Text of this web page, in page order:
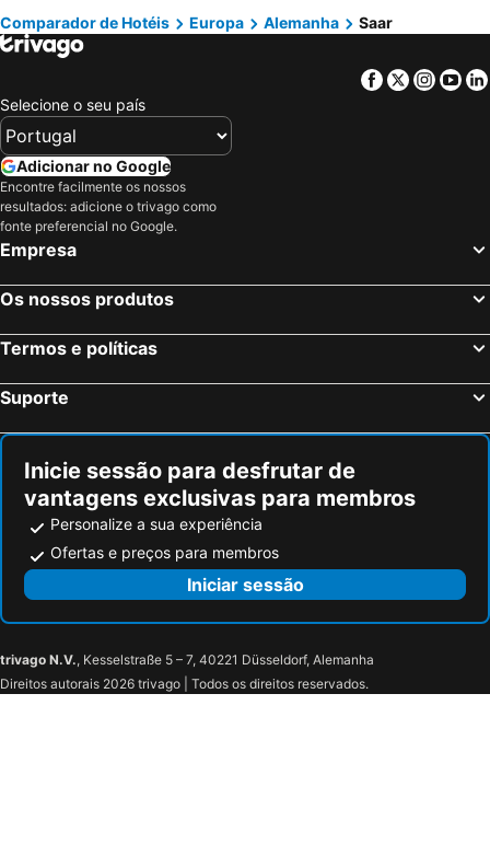
Hotéis em São Miguel
Hotéis em Madrid
Comparador de Hotéis Europa Alemanha Saar
Facebook
Twitter
Selecione o seu país
Adicionar no Google
Encontre facilmente os nossos
resultados: adicione o trivago como
fonte preferencial no Google.
Empresa
Os nossos produtos
Termos e políticas
Suporte
Inicie sessão para desfrutar de
vantagens exclusivas para membros
Personalize a sua experiência
Ofertas e preços para membros
Iniciar sessão
trivago N.V., Kesselstraße 5 – 7, 40221 Düsseldorf, Alemanha
Direitos autorais 2026 trivago | Todos os direitos reservados.